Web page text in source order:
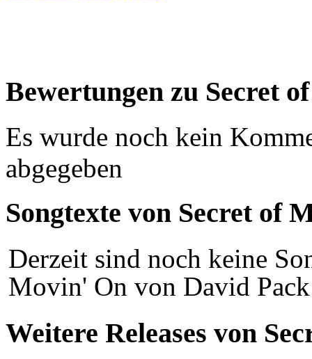
Bewertungen zu Secret
Es wurde noch kein
abgegeben
Songtexte von Secret of
Derzeit sind noch keine
Movin' On von David
Weitere Releases von